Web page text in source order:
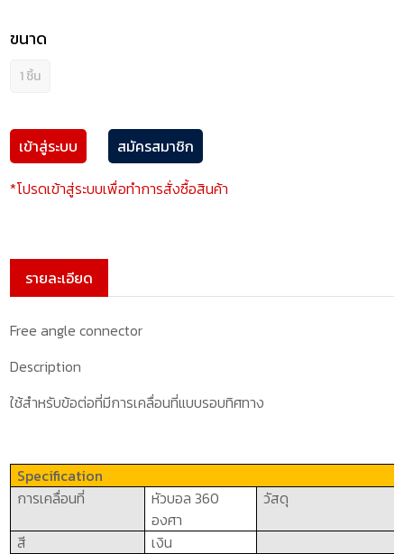
ขนาด
1 ชิ้น
เข้าสู่ระบบ
สมัครสมาชิก
*โปรดเข้าสู่ระบบเพื่อทำการสั่งซื้อสินค้า
รายละเอียด
Free angle connector
Description
ใช้สำหรับข้อต่อที่มีการเคลื่อนที่แบบรอบทิศทาง
Specification
การเคลื่อนที่
หัวบอล 360
องศา
วัสดุ
สี เงิน